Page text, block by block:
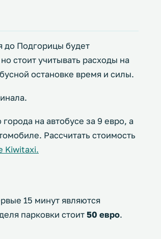
Подгорицы будет
стоит учитывать расходы на
остановке время и силы.
на автобусе за 9 евро, а
Рассчитать стоимость
Kiwitaxi.
15 минут являются
парковки стоит50 евро.